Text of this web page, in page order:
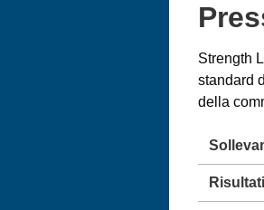
Strength
standard
della